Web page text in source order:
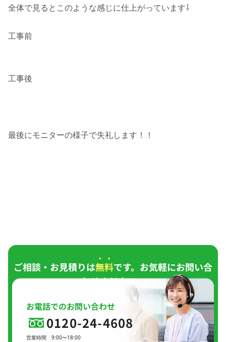
全体で見るとこのような感じに仕上がっています⇩
工事前
工事後
最後にモニターの様子で失礼します！！
ご相談・お見積りは無料です。お気軽にお問い合
わせください。
お電話でのお問い合わせ
0120-24-4608
営業時間
9:00〜18:00